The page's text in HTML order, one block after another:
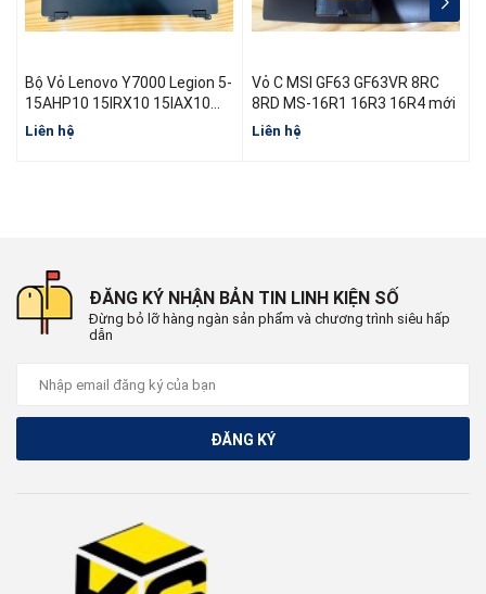
Bộ Vỏ Lenovo Y7000 Legion 5-
15AHP10 15IRX10 15IAX10
R7000 Y7000 Đời 2025
Liên hệ
Vỏ C MSI GF63 GF63VR 8RC
8RD MS-16R1 16R3 16R4 mới
Liên hệ
ĐĂNG KÝ NHẬN BẢN TIN LINH KIỆN SỐ
Đừng bỏ lỡ hàng ngàn sản phẩm và chương trình siêu hấp
dẫn
ĐĂNG KÝ